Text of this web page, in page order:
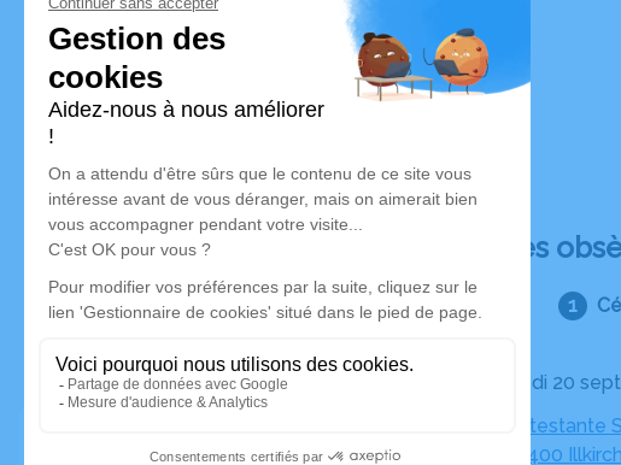
Déroulé des
Le vendredi 20
Eglise Protestante
la Paix, 67400